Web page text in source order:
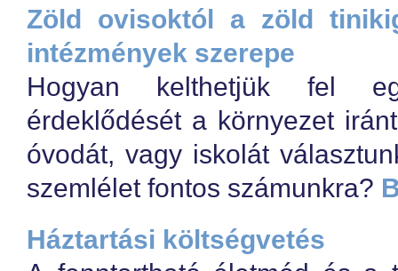
Zöld ovisoktól a zöld
intézmények szerepe
Hogyan kelthetjük fel
érdeklődését a környezet
óvodát, vagy iskolát
szemlélet fontos számunkra?
Háztartási költségvetés